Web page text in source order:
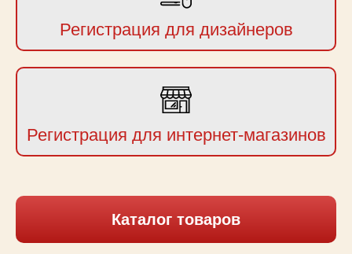
Регистрация для дизайнеров
Регистрация для интернет-магазинов
Каталог товаров